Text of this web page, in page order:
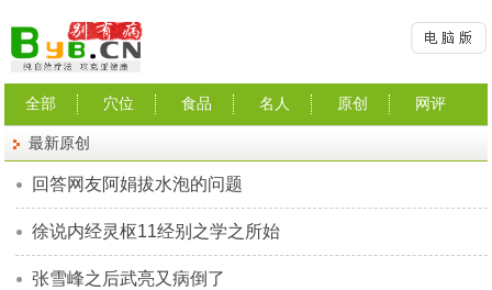
全部 穴位 食品 名人 原创 网评
最新原创
回答网友阿娟拔水泡的问题
徐说内经灵枢11经别之学之所始
张雪峰之后武亮又病倒了